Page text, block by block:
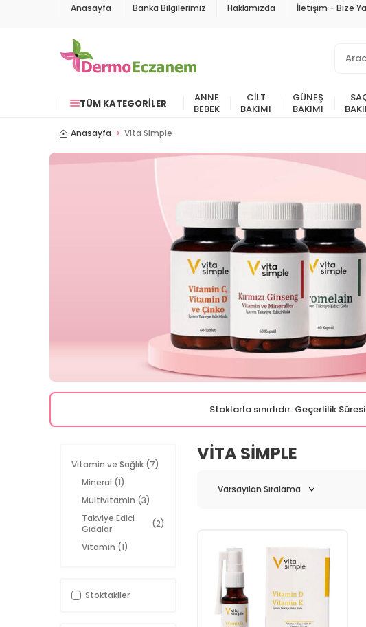
Anasayfa Banka Bilgilerimiz Hakkımızda İletişim - Bize
TÜM KATEGORILER
ANNE
BEBEK
CILT
BAKIMI
GÜNEŞ
BAKIMI
Anasayfa Vita Simple
Stoklarla sınırlıdır. Geçerlilik
Vitamin ve Sağlık (7)
Mineral (1)
Multivitamin (3)
Takviye Edici
Gıdalar
(2)
Vitamin (1)
Stoktakiler
VITA SIMPLE